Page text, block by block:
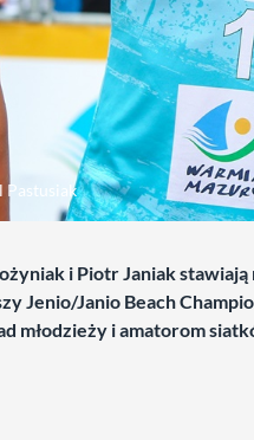
Pastusiak
i Piotr Janiak
Jenio/Janio Beach
młodzieży i amatorom